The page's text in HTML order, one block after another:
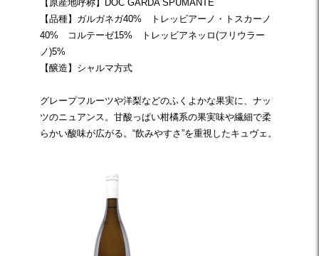
【原産地呼称】DOC GARDA SPUMANTE
【品種】ガルガネガ40% トレッビアーノ・トスカーノ
40% コルテーゼ15% トレッビアネッロ(フリウラー
ノ)5%
【醸造】シャルマ方式
グレープフルーツや洋梨などのふくよかな果実に、ナッ
ツのニュアンス。甘酸っぱい柑橘系の果実味や繊細で柔
らかい酸味が広がる。“飲みやすさ”を重視したキュヴェ。